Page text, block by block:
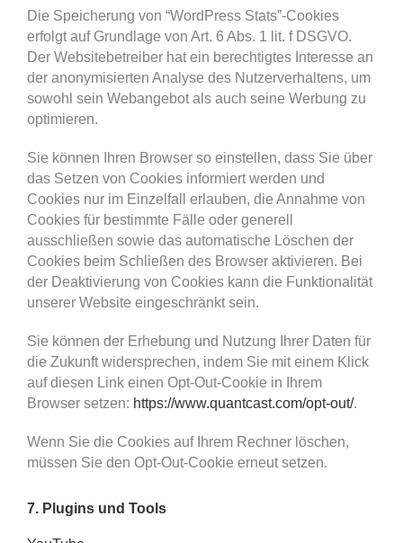
Die Speicherung von “WordPress Stats”-Cookies
erfolgt auf Grundlage von Art. 6 Abs. 1 lit. f DSGVO.
Der Websitebetreiber hat ein berechtigtes Interesse an
der anonymisierten Analyse des Nutzerverhaltens, um
sowohl sein Webangebot als auch seine Werbung zu
optimieren.
Sie können Ihren Browser so einstellen, dass Sie über
das Setzen von Cookies informiert werden und
Cookies nur im Einzelfall erlauben, die Annahme von
Cookies für bestimmte Fälle oder generell
ausschließen sowie das automatische Löschen der
Cookies beim Schließen des Browser aktivieren. Bei
der Deaktivierung von Cookies kann die Funktionalität
unserer Website eingeschränkt sein.
Sie können der Erhebung und Nutzung Ihrer Daten für
die Zukunft widersprechen, indem Sie mit einem Klick
auf diesen Link einen Opt-Out-Cookie in Ihrem
Browser setzen: https://www.quantcast.com/opt-out/.
Wenn Sie die Cookies auf Ihrem Rechner löschen,
müssen Sie den Opt-Out-Cookie erneut setzen.
7. Plugins und Tools